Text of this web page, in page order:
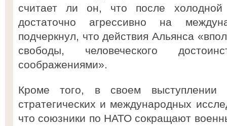
считает ли он, что после
достаточно агрессивно на
подчеркнул, что действия Альянса
свободы, человеческого
соображениями».
Кроме того, в своем выступлении
стратегических и международных
что союзники по НАТО сокращают